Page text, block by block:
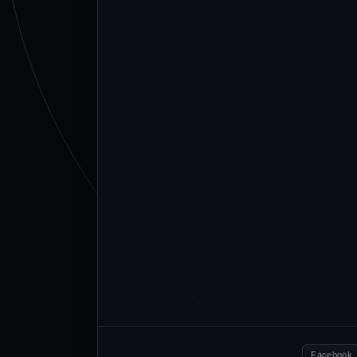
Facebook